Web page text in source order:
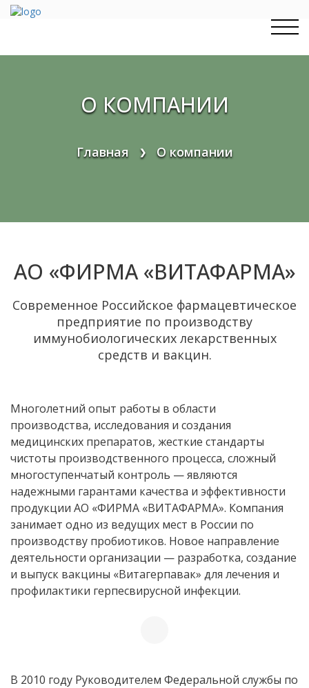
О КОМПАНИИ
Главная ❯ О компании
АО «ФИРМА «ВИТАФАРМА»
Современное Российское фармацевтическое
предприятие по производству
иммунобиологических лекарственных
средств и вакцин.
Многолетний опыт работы в области
производства, исследования и создания
медицинских препаратов, жесткие стандарты
чистоты производственного процесса, сложный
многоступенчатый контроль — являются
надежными гарантами качества и эффективности
продукции АО «ФИРМА «ВИТАФАРМА». Компания
занимает одно из ведущих мест в России по
производству пробиотиков. Новое направление
деятельности организации — разработка, создание
и выпуск вакцины «Витагерпавак» для лечения и
профилактики герпесвирусной инфекции.
В 2010 году Руководителем Федеральной службы по